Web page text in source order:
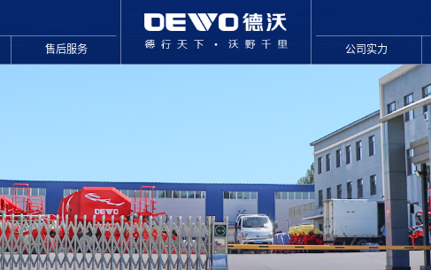
售后服务 公司实力